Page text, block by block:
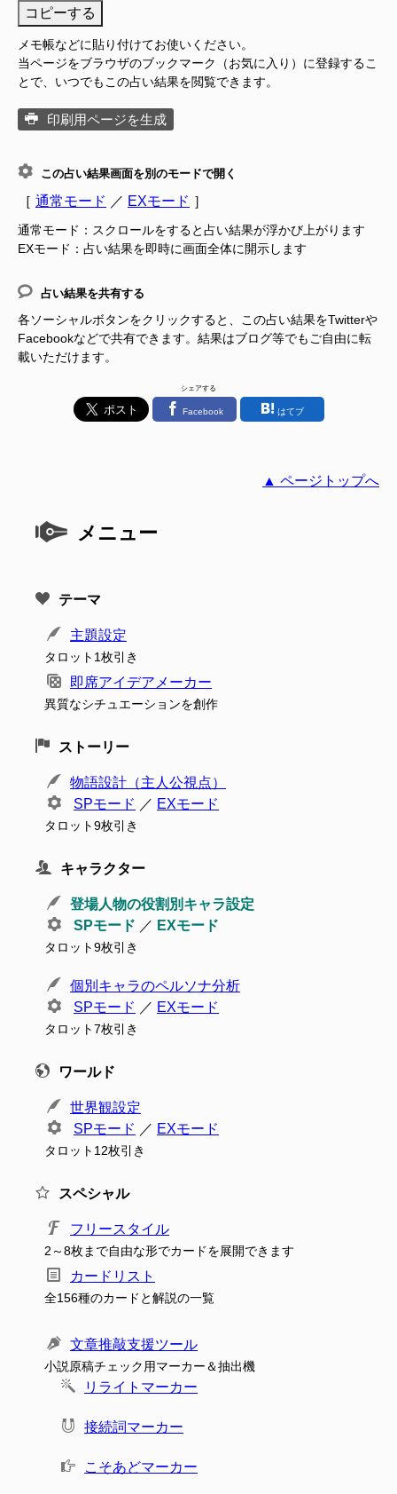
コピーする
メモ帳などに貼り付けてお使いください。
当ページをブラウザのブックマーク（お気に入り）に登録するこ
とで、いつでもこの占い結果を閲覧できます。
印刷用ページを生成
この占い結果画面を別のモードで開く
［ 通常モード ／ EXモード ］
通常モード：スクロールをすると占い結果が浮かび上がります
EXモード：占い結果を即時に画面全体に開示します
占い結果を共有する
各ソーシャルボタンをクリックすると、この占い結果をTwitterや
Facebookなどで共有できます。結果はブログ等でもご自由に転
載いただけます。
シェアする
Facebook はてブ
▲ ページトップへ
メニュー
テーマ
主題設定
タロット1枚引き
即席アイデアメーカー
異質なシチュエーションを創作
ストーリー
物語設計（主人公視点）
SPモード ／ EXモード
タロット9枚引き
キャラクター
登場人物の役割別キャラ設定
SPモード ／ EXモード
タロット9枚引き
個別キャラのペルソナ分析
SPモード ／ EXモード
タロット7枚引き
ワールド
世界観設定
SPモード ／ EXモード
タロット12枚引き
スペシャル
フリースタイル
2～8枚まで自由な形でカードを展開できます
カードリスト
全156種のカードと解説の一覧
文章推敲支援ツール
小説原稿チェック用マーカー＆抽出機
リライトマーカー
接続詞マーカー
こそあどマーカー